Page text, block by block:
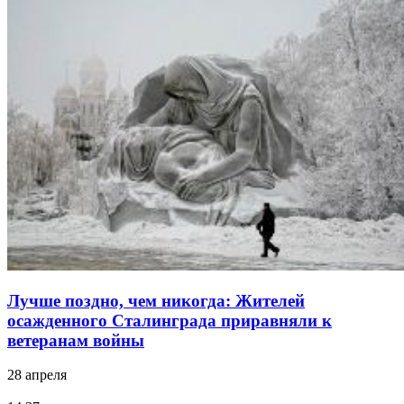
Лучше поздно, чем никогда: Жителей
осажденного Сталинграда приравняли к
ветеранам войны
28 апреля